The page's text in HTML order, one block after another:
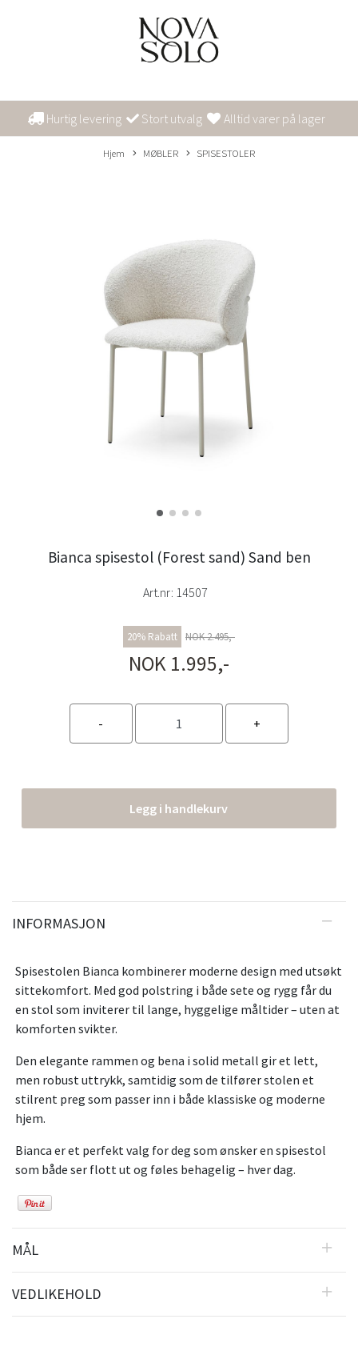
Hurtig levering Stort utvalg Alltid varer på lager
Hjem MØBLER SPISESTOLER
Bianca spisestol (Forest sand) Sand ben
Art.nr: 14507
20% Rabatt NOK 2.495,-
NOK 1.995,-
Legg i handlekurv
INFORMASJON
Spisestolen Bianca kombinerer moderne design med utsøkt
sittekomfort. Med god polstring i både sete og rygg får du
en stol som inviterer til lange, hyggelige måltider – uten at
komforten svikter.
Den elegante rammen og bena i solid metall gir et lett,
men robust uttrykk, samtidig som de tilfører stolen et
stilrent preg som passer inn i både klassiske og moderne
hjem.
Bianca er et perfekt valg for deg som ønsker en spisestol
som både ser flott ut og føles behagelig – hver dag.
MÅL
VEDLIKEHOLD